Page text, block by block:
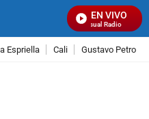
EN VIVO
Señal Visual Radio
Espriella Cali Gustavo Petro